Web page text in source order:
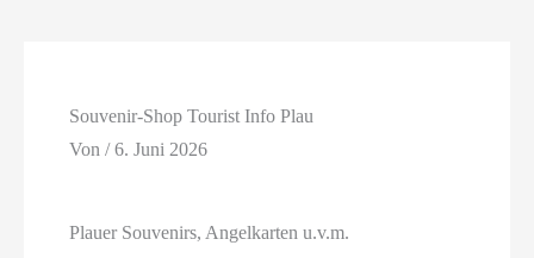
Souvenir-Shop Tourist Info Plau
Von/6. Juni 2026
Plauer Souvenirs, Angelkarten u.v.m.